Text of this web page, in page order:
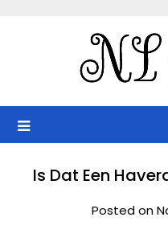
Is Dat Een
Posted on